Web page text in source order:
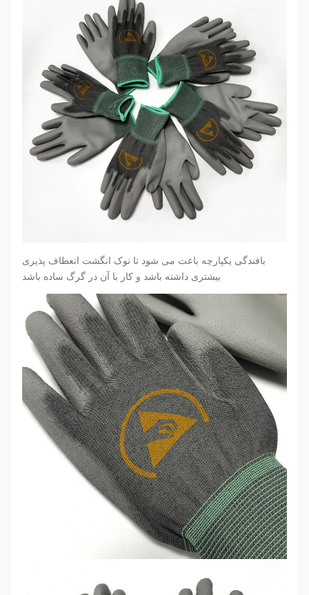
بافندگی یکپارچه باعث می شود تا نوک انگشت انعطاف پذیری
بیشتری داشته باشد و کار با آن در گرگ ساده باشد